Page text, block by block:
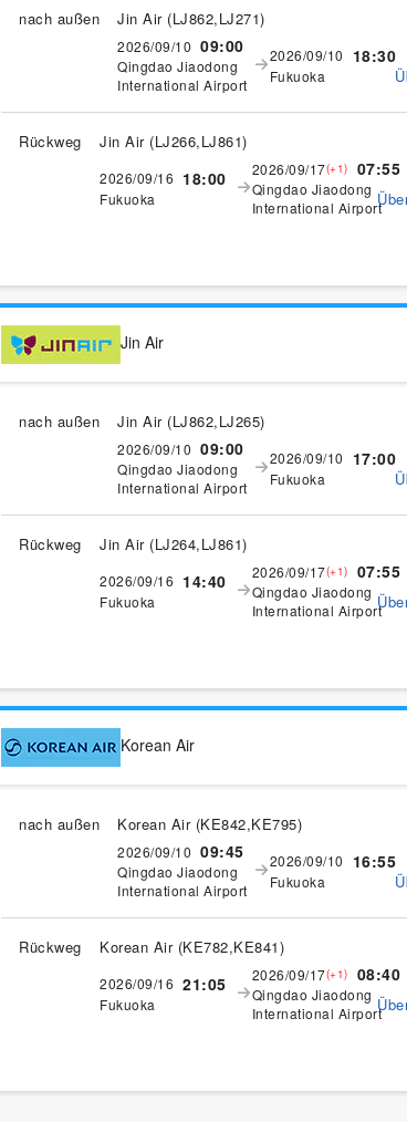
nach außen Jin Air (LJ862,LJ271)
2026/09/10 09:00
Qingdao Jiaodong
International Airport
2026/09/10 18:30
Fukuoka
Rückweg Jin Air (LJ266,LJ861)
2026/09/16 18:00
Fukuoka
2026/09/17(+1) 07:55
Qingdao Jiaodong
International Airport
Jin Air
nach außen Jin Air (LJ862,LJ265)
2026/09/10 09:00
Qingdao Jiaodong
International Airport
2026/09/10 17:00
Fukuoka
Rückweg Jin Air (LJ264,LJ861)
2026/09/16 14:40
Fukuoka
2026/09/17(+1) 07:55
Qingdao Jiaodong
International Airport
Korean Air
nach außen Korean Air (KE842,KE795)
2026/09/10 09:45
Qingdao Jiaodong
International Airport
2026/09/10 16:55
Fukuoka
Rückweg Korean Air (KE782,KE841)
2026/09/16 21:05
Fukuoka
2026/09/17(+1) 08:40
Qingdao Jiaodong
International Airport